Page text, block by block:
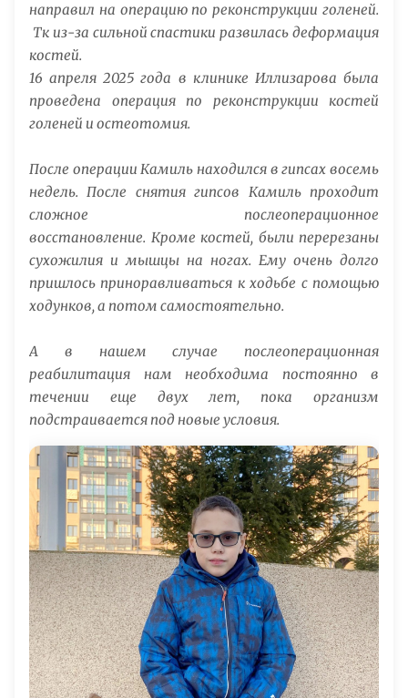
направил на операцию по реконструкции голеней.
Тк из-за сильной спастики развилась деформация
костей.
16 апреля 2025 года в клинике Иллизарова была
проведена операция по реконструкции костей
голеней и остеотомия.
После операции Камиль находился в гипсах восемь
недель.После снятия гипсов Камиль проходит
сложное послеоперационное
восстановление. Кроме костей, были перерезаны
сухожилия и мышцы на ногах. Ему очень долго
пришлось приноравливаться к ходьбе с помощью
ходунков, а потом самостоятельно.
А в нашем случае послеоперационная
реабилитация нам необходима постоянно в
течении еще двух лет, пока организм
подстраивается под новые условия.